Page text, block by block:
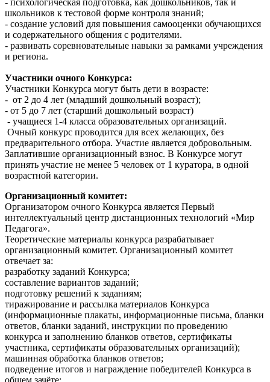
- психологическая подготовка, как дошкольников, так и
школьников к тестовой форме контроля знаний;
- создание условий для повышения самооценки обучающихся
и содержательного общения с родителями.
- развивать соревновательные навыки за рамками учреждения
и региона.
Участники очного Конкурса:
Участники Конкурса могут быть дети в возрасте:
- от 2 до 4 лет (младший дошкольный возраст);
- от 5 до 7 лет (старший дошкольный возраст)
- учащиеся 1-4 класса образовательных организаций.
Очный конкурс проводится для всех желающих, без
предварительного отбора. Участие является добровольным.
Заплатившие организационный взнос. В Конкурсе могут
принять участие не менее 5 человек от 1 куратора, в одной
возрастной категории.
Организационный комитет:
Организатором очного Конкурса является Первый
интеллектуальный центр дистанционных технологий «Мир
Педагога».
Теоретические материалы конкурса разрабатывает
организационный комитет. Организационный комитет
отвечает за:
разработку заданий Конкурса;
составление вариантов заданий;
подготовку решений к заданиям;
тиражирование и рассылка материалов Конкурса
(информационные плакаты, информационные письма, бланки
ответов, бланки заданий, инструкции по проведению
конкурса и заполнению бланков ответов, сертификаты
участника, сертификаты образовательных организаций);
машинная обработка бланков ответов;
подведение итогов и награждение победителей Конкурса в
общем зачёте;